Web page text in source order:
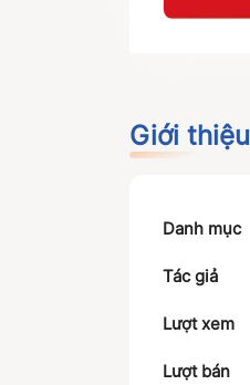
Giới thiệu
Danh mục
Tác giả
Lượt xem
Lượt bán